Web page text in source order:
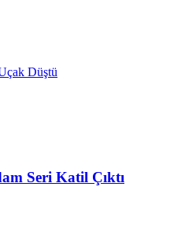
Düştü
Seri Katil Çıktı